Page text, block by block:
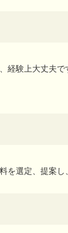
経験上大丈夫
選定、提案